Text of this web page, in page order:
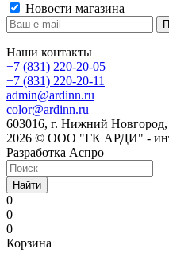
Новости магазина
Наши контакты
+7 (831) 220-20-05
+7 (831) 220-20-11
admin@ardinn.ru
color@ardinn.ru
603016, г. Нижний
2026 © ООО "ГК АРДИ" -
Разработка Аспро
Найти
0
0
0
Корзина